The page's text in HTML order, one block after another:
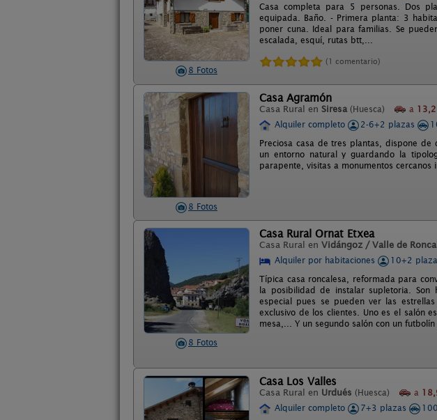
8 Fotos
Casa completa para 5 personas. Dos
equipada. Baño. - Primera planta: 3
poner cuna. Ideal para familias. Se
escalada, esquí, rutas btt,...
(1 comentario)
8 Fotos
Casa Agramón
Casa Rural en Siresa (Huesca) a
Alquiler completo
2-6+2 plazas
Preciosa casa de tres plantas, dispone
un entorno natural y guardando la
parapente, visitas a monumentos cercanos
8 Fotos
Casa Rural Ornat Etxea
Casa Rural en Vidángoz / Valle de Roncal
Alquiler por habitaciones
10+2
Típica casa roncalesa, reformada para
la posibilidad de instalar supletoria.
especial pues se pueden ver las
exclusivo de los clientes. Uno es el salón
mesa,... Y un segundo salón con un
Casa Los Valles
Casa Rural en Urdués (Huesca) a
Alquiler completo
7+3 plazas